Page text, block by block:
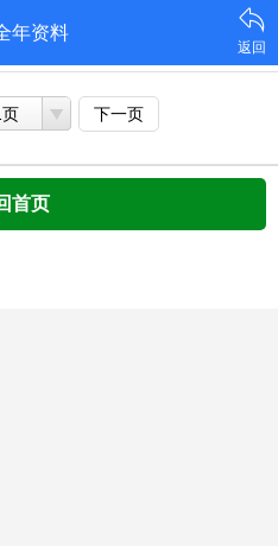
年资料
返回
下一页
首页